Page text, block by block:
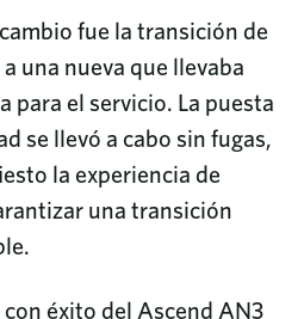
fue la transición de
una nueva que llevaba
para el servicio. La puesta
se llevó a cabo sin fugas,
la experiencia de
una transición
éxito del Ascend AN3